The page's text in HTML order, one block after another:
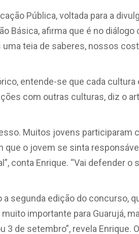
Pública, voltada para a
Básica, afirma que é no
teia de saberes, nossos
entende-se que cada
com outras culturas, diz o
Muitos jovens participaram
que o jovem se sinta
conta Enrique. “Vai defender o
a segunda edição do concurso,
importante para Guarujá,
3 de setembro”, revela